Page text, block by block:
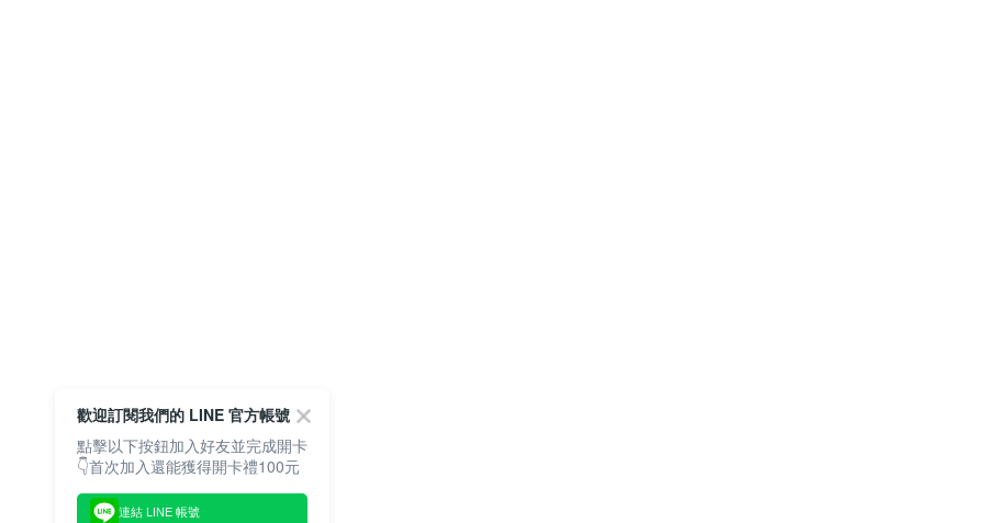
歡迎訂閱我們的 LINE 官方帳號
點擊以下按鈕加入好友並完成開卡
👇首次加入還能獲得開卡禮100元
連結 LINE 帳號